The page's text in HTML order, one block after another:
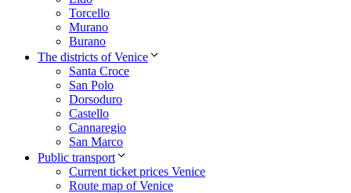
Torcello
Murano
Burano
The districts of Venice
Santa Croce
San Polo
Dorsoduro
Castello
Cannaregio
San Marco
Public transport
Current ticket prices Venice
Route map of Venice